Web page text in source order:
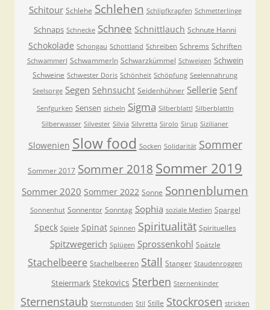
Schitour Schlehe Schlehen Schlipfkrapfen Schmetterlinge
Schnaps Schnecke Schnee Schnittlauch Schnute Hanni
Schokolade Schongau Schottland Schreiben Schrems Schriften
Schwammerl Schwammerln Schwarzkümmel Schweigen Schwein
Schweine Schwester Doris Schönheit Schöpfung Seelennahrung
Seelsorge Segen Sehnsucht Seidenhühner Sellerie Senf
Senfgurken Sensen sicheln Sigma Silberblattl Silberblattln
Silberwasser Silvester Silvia Silvretta Sirolo Sirup Sizilianer
Slowenien Slow food Socken Solidarität Sommer
Sommer 2017 Sommer 2018 Sommer 2019
Sommer 2020 Sommer 2022 Sonne Sonnenblumen
Sonnenhut Sonnentor Sonntag Sophia soziale Medien Spargel
Speck Spiele Spinat Spinnen Spiritualität Spirituelles
Spitzwegerich Splügen Sprossenkohl Spätzle
Stachelbeere Stachelbeeren Stall Stanger Staudenroggen
Steiermark Stekovics Sterben Sternenkinder
Sternenstaub Sternstunden Stil Stille Stockrosen stricken